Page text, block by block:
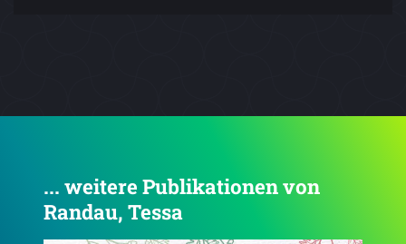
... weitere Publikationen von
Randau, Tessa